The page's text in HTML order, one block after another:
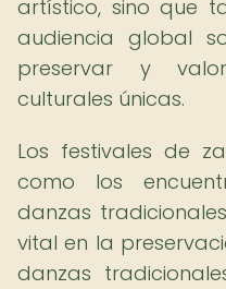
artístico, sino que
audiencia global
preservar y
culturales únicas.
Los festivales de
como los
danzas
vital en la
danzas